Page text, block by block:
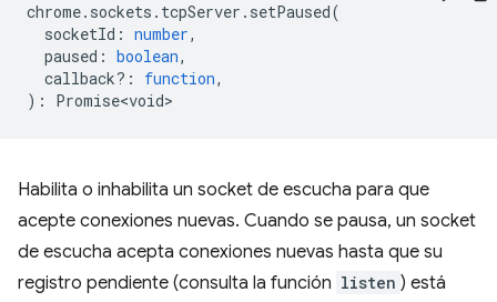
chrome. sockets . tcpServer . setPaused(
socketId : number,
paused : boolean,
callback? : function,
) : Promise<void>
Habilita o inhabilita un socket de escucha para que
acepte conexiones nuevas. Cuando se pausa, un socket
de escucha acepta conexiones nuevas hasta que su
registro pendiente (consulta la función listen ) está